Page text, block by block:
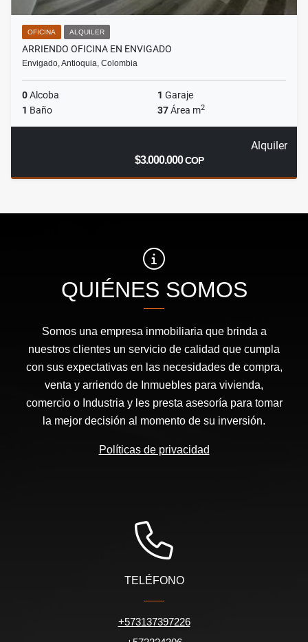
OFICINA ALQUILER
ARRIENDO OFICINA EN ENVIGADO
Envigado, Antioquia, Colombia
0Alcoba 1 Garaje
1 Baño 37Área m2
Alquiler
$3.000.000COP
QUIÉNES SOMOS
Somos una empresa inmobiliaria que brinda a
nuestros clientes un servicio de calidad que cumpla
con sus expectativas en las necesidades de compra,
venta y arriendo de Inmuebles para vivienda,
comercio o Industria y les presta asesoría para tomar
la mejor decisión al momento de su inversión.
Políticas de privacidad
TELÉFONO
+573137397226